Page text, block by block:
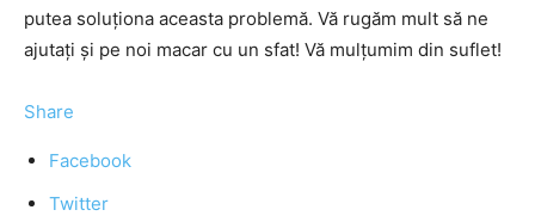
putea soluţiona aceasta problemă. Vă rugăm mult să ne
ajutaţi şi pe noi macar cu un sfat! Vă mulţumim din suflet!
Share
Facebook
Twitter